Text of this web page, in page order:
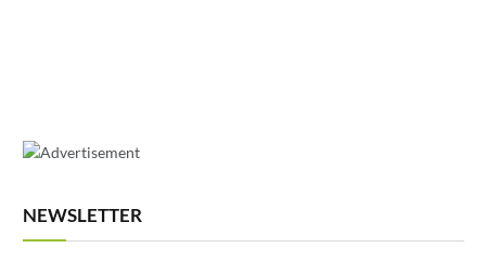
NEWSLETTER